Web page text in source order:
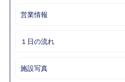
営業情報
１日の流れ
施設写真